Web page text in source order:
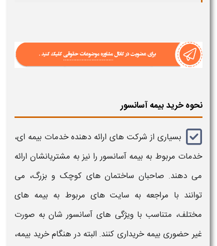
نحوه خرید بیمه آسانسور
بسیاری از شرکت ‌های ارائه ‌دهنده خدمات بیمه ‌ای،
خدمات مربوط به بیمه آسانسور را نیز به مشتریانشان ارائه
می دهند. صاحبان ساختمان‌ های کوچک و بزرگ، می
‌توانند با مراجعه به سایت‌ های مربوط به بیمه‌ های
مختلف، متناسب با ویژگی ‌های آسانسور شان به صورت
غیر حضوری بیمه خریداری کنند. البته در هنگام خرید بیمه،